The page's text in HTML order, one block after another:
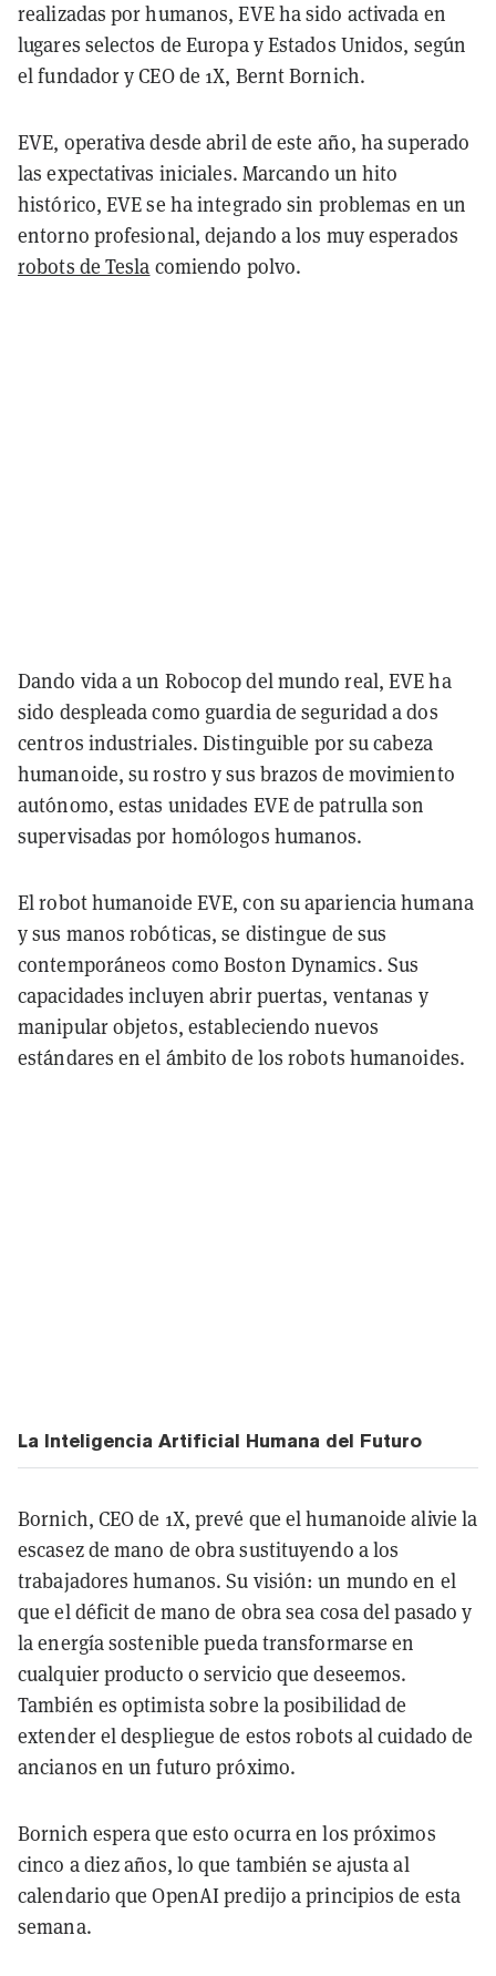
realizadas por humanos, EVE ha sido activada en
lugares selectos de Europa y Estados Unidos, según
el fundador y CEO de 1X, Bernt Bornich.
EVE, operativa desde abril de este año, ha superado
las expectativas iniciales. Marcando un hito
histórico, EVE se ha integrado sin problemas en un
entorno profesional, dejando a los muy esperados
robots de Tesla comiendo polvo.
Dando vida a un Robocop del mundo real, EVE ha
sido despleada como guardia de seguridad a dos
centros industriales. Distinguible por su cabeza
humanoide, su rostro y sus brazos de movimiento
autónomo, estas unidades EVE de patrulla son
supervisadas por homólogos humanos.
El robot humanoide EVE, con su apariencia humana
y sus manos robóticas, se distingue de sus
contemporáneos como Boston Dynamics. Sus
capacidades incluyen abrir puertas, ventanas y
manipular objetos, estableciendo nuevos
estándares en el ámbito de los robots humanoides.
La Inteligencia Artificial Humana del Futuro
Bornich, CEO de 1X, prevé que el humanoide alivie la
escasez de mano de obra sustituyendo a los
trabajadores humanos. Su visión: un mundo en el
que el déficit de mano de obra sea cosa del pasado y
la energía sostenible pueda transformarse en
cualquier producto o servicio que deseemos.
También es optimista sobre la posibilidad de
extender el despliegue de estos robots al cuidado de
ancianos en un futuro próximo.
Bornich espera que esto ocurra en los próximos
cinco a diez años, lo que también se ajusta al
calendario que OpenAI predijo a principios de esta
semana.